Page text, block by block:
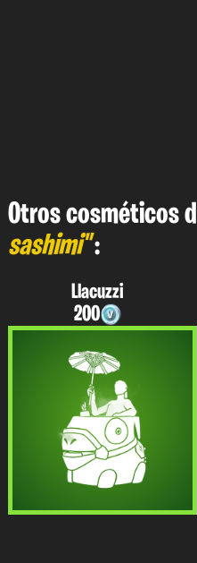
Otros cosméticos
sashimi":
Llacuzzi
200